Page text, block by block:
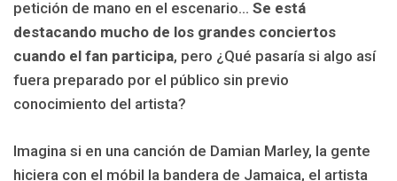
petición de mano en el escenario… Se está
destacando mucho de los grandes conciertos
cuando el fan participa, pero ¿Qué pasaría si algo así
fuera preparado por el público sin previo
conocimiento del artista?
Imagina si en una canción de Damian Marley, la gente
hiciera con el móbil la bandera de Jamaica, el artista